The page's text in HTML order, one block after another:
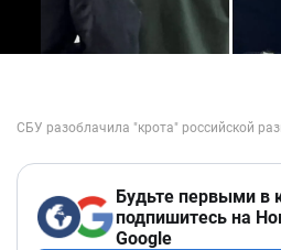
Будьте первыми в
подпишитесь на
Google